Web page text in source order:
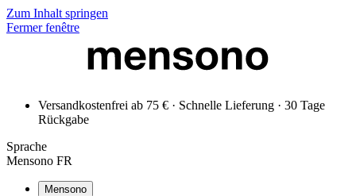
Zum Inhalt springen
Fermer fenêtre
Versandkostenfrei ab 75 € · Schnelle Lieferung · 30 Tage
Rückgabe
Sprache
Mensono FR
Mensono